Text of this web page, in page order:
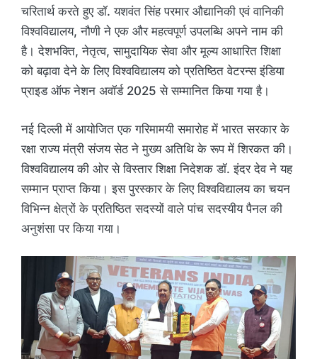
चरितार्थ करते हुए डॉ. यशवंत सिंह परमार औद्यानिकी एवं वानिकी
विश्वविद्यालय, नौणी ने एक और महत्वपूर्ण उपलब्धि अपने नाम की
है। देशभक्ति, नेतृत्व, सामुदायिक सेवा और मूल्य आधारित शिक्षा
को बढ़ावा देने के लिए विश्वविद्यालय को प्रतिष्ठित वेटरन्स इंडिया
प्राइड ऑफ नेशन अवॉर्ड 2025 से सम्मानित किया गया है।
नई दिल्ली में आयोजित एक गरिमामयी समारोह में भारत सरकार के
रक्षा राज्य मंत्री संजय सेठ ने मुख्य अतिथि के रूप में शिरकत की।
विश्वविद्यालय की ओर से विस्तार शिक्षा निदेशक डॉ. इंदर देव ने यह
सम्मान प्राप्त किया। इस पुरस्कार के लिए विश्वविद्यालय का चयन
विभिन्न क्षेत्रों के प्रतिष्ठित सदस्यों वाले पांच सदस्यीय पैनल की
अनुशंसा पर किया गया।